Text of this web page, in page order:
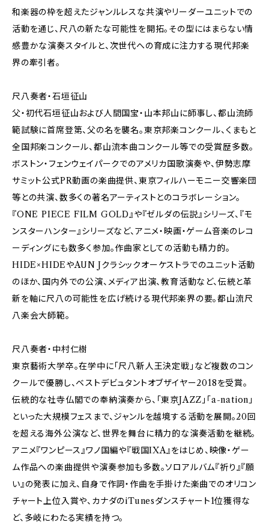
和楽器の枠を超えたジャンルレスな共演やリーダーユニットでの
活動を通じ、尺八の新たな可能性を開拓。その型にはまらない情
感豊かな演奏スタイルと、次世代への育成に注力する現代邦楽
界の牽引者。
尺八奏者・石垣征山
父・初代石垣征山および人間国宝・山本邦山に師事し、都山流師
範試験に首席登第、父の名を襲名。東京邦楽コンクール、くまもと
全国邦楽コンクール、都山流本曲コンクール等での受賞歴多数。
ボストン・フェンウェイパークでのアメリカ国歌演奏や、伊勢志摩
サミット公式PR動画の楽曲提供、東京フィルハーモニー交響楽団
等との共演、数多くの著名アーティストとのコラボレーション。
『ONE PIECE FILM GOLD』や『ゼルダの伝説』シリーズ、『モ
ンスターハンター』シリーズなど、アニメ・映画・ゲーム音楽のレコ
ーディングにも数多く参加。作曲家としての活動も精力的。
HIDE×HIDEやAUN Jクラシックオーケストラでのユニット活動
のほか、国内外での公演、メディア出演、教育活動など、伝統と革
新を軸に尺八の可能性を広げ続ける現代邦楽界の要。都山流尺
八楽会大師範。
尺八奏者・中村仁樹
東京藝術大学卒。在学中に「尺八新人王決定戦」など複数のコン
クールで優勝し、ベストデビュタントオブザイヤー2018を受賞。
伝統的な社寺仏閣での奉納演奏から、「東京JAZZ」「a-nation」
といった大規模フェスまで、ジャンルを越境する活動を展開。20回
を超える海外公演など、世界を舞台に精力的な演奏活動を継続。
アニメ『ワンピース』ワノ国編や『戦国IXA』をはじめ、映像・ゲー
ム作品への楽曲提供や演奏参加も多数。ソロアルバム『祈り』『願
い』の発表に加え、自身で作詞・作曲を手掛けた楽曲でのオリコン
チャート上位入賞や、カナダのiTunesダンスチャート1位獲得な
ど、多岐にわたる実績を持つ。